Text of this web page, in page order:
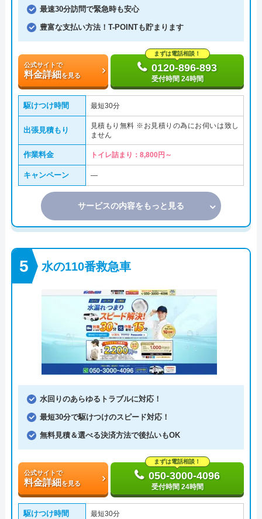
最速30分訪問で緊急時も安心
豊富な支払い方法！T-POINTも貯まります
公式サイトで
料金詳細を見る
まずは電話相談！
0120-896-893
受付時間 24時間
駆けつけ時間 最短30分
出張見積もり
見積もり無料 ※お見積りの為にお伺いは致し
ません
作業料金 トイレ詰まり：8,800円～
キャンペーン ―
サービスの内容をもっと見る
水の110番救急車
水回りのあらゆるトラブルに対応！
最短30分で駆けつけのスピード対応！
無料見積＆選べる決済方法で後払いもOK
公式サイトで
料金詳細を見る
まずは電話相談！
050-3000-4096
受付時間 24時間
駆けつけ時間 最短30分